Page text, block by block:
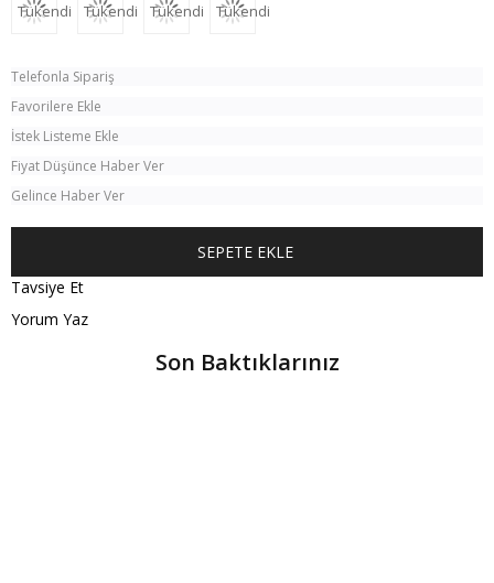
Tükendi Tükendi Tükendi Tükendi
Telefonla Sipariş
Favorilere Ekle
İstek Listeme Ekle
Fiyat Düşünce Haber Ver
Gelince Haber Ver
Tavsiye Et
Yorum Yaz
Son Baktıklarınız